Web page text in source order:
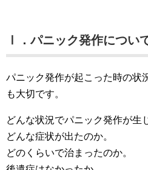
Ⅰ．パニック発作につい
パニック発作が起こった時の状
も大切です。
どんな状況でパニック発作が生
どんな症状が出たのか。
どのくらいで治まったのか。